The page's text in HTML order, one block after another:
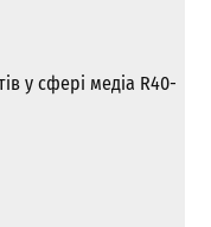
у сфері медіа R40-